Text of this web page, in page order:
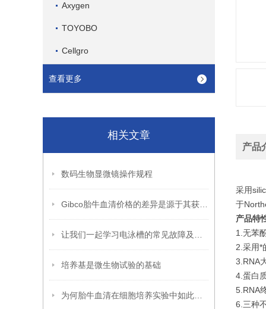
Axygen
TOYOBO
Cellgro
查看更多
相关文章
数码生物显微镜操作规程
培养基是微生物试验的基础
产品
采用
于
产品特
1.无苯
2.采用*
3.RNA
4.蛋白
5.RNA
6.三种